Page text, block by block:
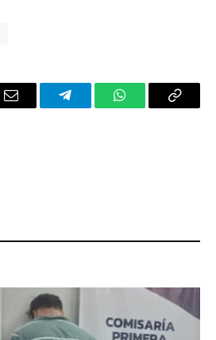
Email TelegramWhatsAppCopy